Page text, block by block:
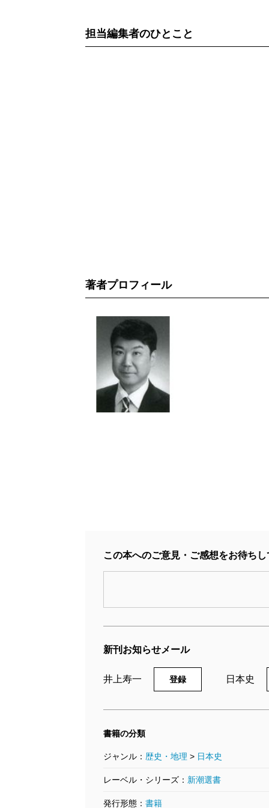
担当編集者のひとこと
著者プロフィール
この本へのご意見・ご感想をお待ち
新刊お知らせメール
井上寿一 登録 日本史
書籍の分類
ジャンル： 歴史・地理 > 日本史
レーベル・シリーズ： 新潮選書
発行形態： 書籍